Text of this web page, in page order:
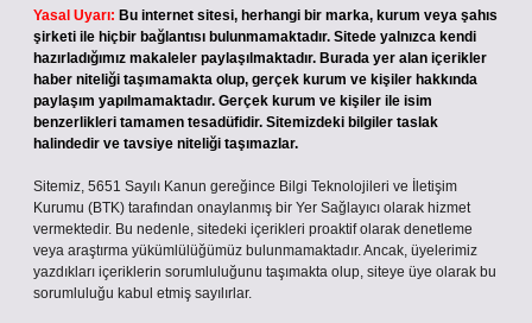
Yasal Uyarı: Bu internet sitesi, herhangi bir marka, kurum veya şahıs
şirketi ile hiçbir bağlantısı bulunmamaktadır. Sitede yalnızca kendi
hazırladığımız makaleler paylaşılmaktadır. Burada yer alan içerikler
haber niteliği taşımamakta olup, gerçek kurum ve kişiler hakkında
paylaşım yapılmamaktadır. Gerçek kurum ve kişiler ile isim
benzerlikleri tamamen tesadüfidir. Sitemizdeki bilgiler taslak
halindedir ve tavsiye niteliği taşımazlar.
Sitemiz, 5651 Sayılı Kanun gereğince Bilgi Teknolojileri ve İletişim
Kurumu (BTK) tarafından onaylanmış bir Yer Sağlayıcı olarak hizmet
vermektedir. Bu nedenle, sitedeki içerikleri proaktif olarak denetleme
veya araştırma yükümlülüğümüz bulunmamaktadır. Ancak, üyelerimiz
yazdıkları içeriklerin sorumluluğunu taşımakta olup, siteye üye olarak bu
sorumluluğu kabul etmiş sayılırlar.